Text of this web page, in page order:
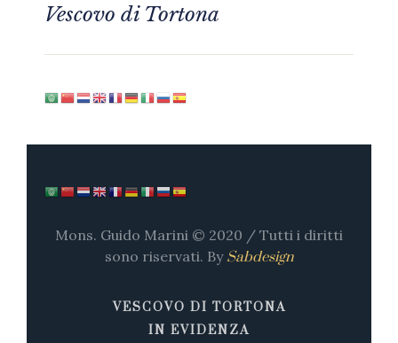
Vescovo di Tortona
Mons. Guido Marini © 2020 / Tutti i diritti
sono riservati. By Sabdesign
VESCOVO DI TORTONA
IN EVIDENZA